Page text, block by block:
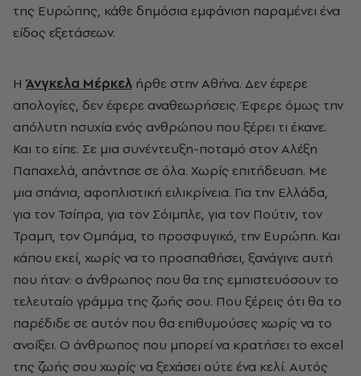
της Ευρώπης, κάθε δημόσια εμφάνιση παραμένει ένα
είδος εξετάσεων.
Η Άνγκελα Μέρκελ ήρθε στην Αθήνα. Δεν έφερε
απολογίες, δεν έφερε αναθεωρήσεις. Έφερε όμως την
απόλυτη ησυχία ενός ανθρώπου που ξέρει τι έκανε.
Και το είπε. Σε μια συνέντευξη-ποταμό στον Αλέξη
Παπαχελά, απάντησε σε όλα. Χωρίς επιτήδευση. Με
μια σπάνια, αφοπλιστική ειλικρίνεια. Για την Ελλάδα,
για τον Τσίπρα, για τον Σόιμπλε, για τον Πούτιν, τον
Τραμπ, τον Ομπάμα, το προσφυγικό, την Ευρώπη. Και
κάπου εκεί, χωρίς να το προσπαθήσει, ξανάγινε αυτή
που ήταν: ο άνθρωπος που θα της εμπιστευόσουν το
τελευταίο γράμμα της ζωής σου. Που ξέρεις ότι θα το
παρέδιδε σε αυτόν που θα επιθυμούσες χωρίς να το
ανοίξει. Ο άνθρωπος που μπορεί να κρατήσει το excel
της ζωής σου χωρίς να ξεχάσει ούτε ένα κελί. Αυτός